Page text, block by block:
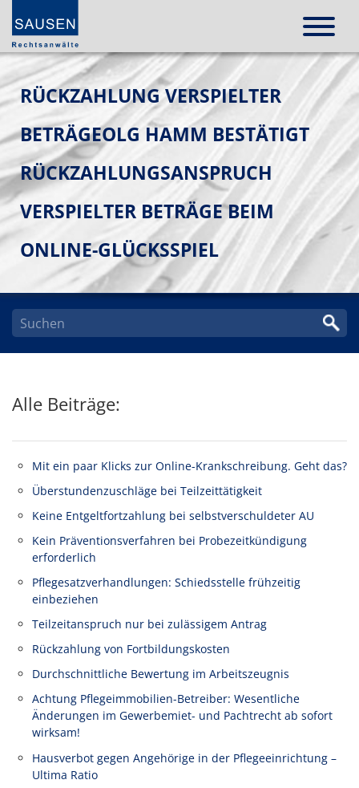
RÜCKZAHLUNG VERSPIELTER
BETRÄGEOLG HAMM BESTÄTIGT
RÜCKZAHLUNGSANSPRUCH
VERSPIELTER BETRÄGE BEIM
ONLINE-GLÜCKSSPIEL
Alle Beiträge:
Mit ein paar Klicks zur Online-Krankschreibung. Geht das?
Überstundenzuschläge bei Teilzeittätigkeit
Keine Entgeltfortzahlung bei selbstverschuldeter AU
Kein Präventionsverfahren bei Probezeitkündigung
erforderlich
Pflegesatzverhandlungen: Schiedsstelle frühzeitig
einbeziehen
Teilzeitanspruch nur bei zulässigem Antrag
Rückzahlung von Fortbildungskosten
Durchschnittliche Bewertung im Arbeitszeugnis
Achtung Pflegeimmobilien-Betreiber: Wesentliche
Änderungen im Gewerbemiet- und Pachtrecht ab sofort
wirksam!
Hausverbot gegen Angehörige in der Pflegeeinrichtung –
Ultima Ratio